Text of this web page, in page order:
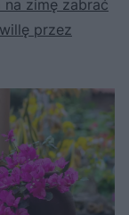
zimę zabrać
przez